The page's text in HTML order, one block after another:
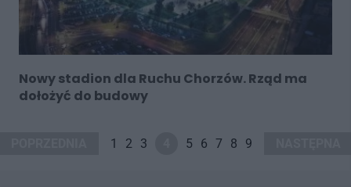
Nowy stadion dla Ruchu Chorzów. Rząd ma
dołożyć do budowy
1 2 3 5 6 7 8 9